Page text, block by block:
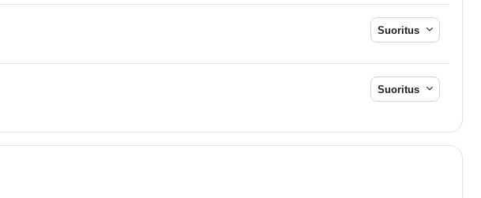
Suoritus
Suoritus